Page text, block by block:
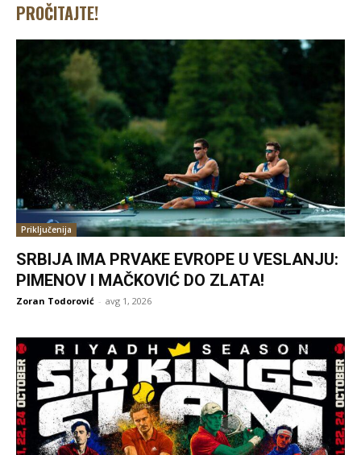
PROČITAJTE!
Priključenija
SRBIJA IMA PRVAKE EVROPE U VESLANJU:
PIMENOV I MAČKOVIĆ DO ZLATA!
Zoran Todorović - avg 1, 2026